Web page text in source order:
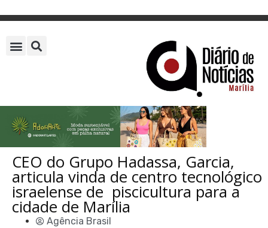
CEO do Grupo Hadassa, Garcia,
articula vinda de centro tecnológico
israelense de piscicultura para a
cidade de Marília
Agência Brasil